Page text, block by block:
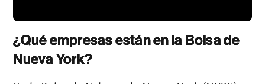
¿Qué empresas están en la Bolsa de
Nueva York?